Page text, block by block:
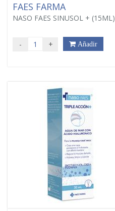
FAES FARMA
NASO FAES SINUSOL + (15ML)
- + Añadir